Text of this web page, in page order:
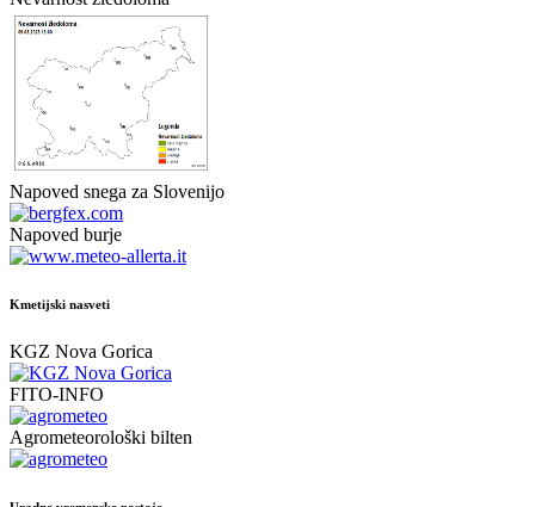
Napoved snega za Slovenijo
Napoved burje
Kmetijski nasveti
KGZ Nova Gorica
FITO-INFO
Agrometeorološki bilten